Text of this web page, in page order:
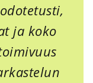
ja koko